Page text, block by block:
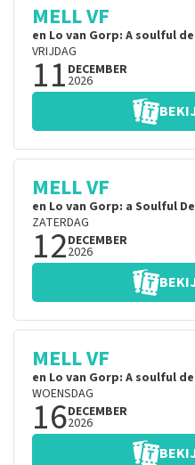
MELL VF
en Lo van Gorp: A soulful
VRIJDAG
11 DECEMBER
2026
MELL VF
en Lo van Gorp: a Soulful
ZATERDAG
12DECEMBER
2026
MELL VF
en Lo van Gorp: A soulful
WOENSDAG
16DECEMBER
2026